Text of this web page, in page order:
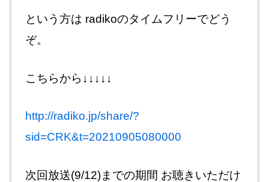
という方は radikoのタイムフリーでどう
ぞ。
こちらから↓↓↓↓↓
http://radiko.jp/share/?
sid=CRK&t=20210905080000
次回放送(9/12)までの期間 お聴きいただけ